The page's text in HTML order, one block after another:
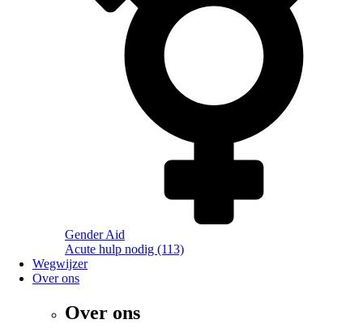
Gender Aid
Acute hulp nodig (113)
Wegwijzer
Over ons
Over ons